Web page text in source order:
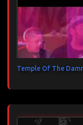
Temple Of The